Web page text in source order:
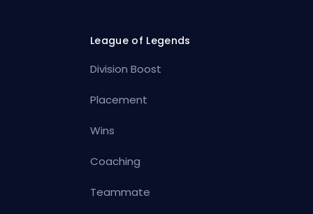
League of Legends
Division Boost
Placement
Wins
Coaching
Teammate